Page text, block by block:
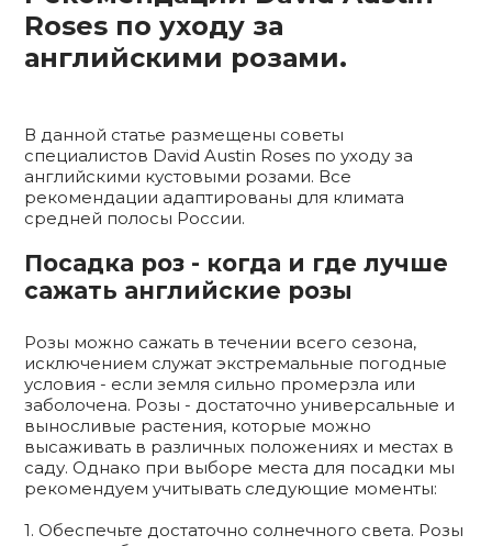
Roses по уходу за
английскими розами.
В данной статье размещены советы
специалистов David Austin Roses по уходу за
английскими кустовыми розами. Все
рекомендации адаптированы для климата
средней полосы России.
Посадка роз - когда и где лучше
сажать английские розы
Розы можно сажать в течении всего сезона,
исключением служат экстремальные погодные
условия - если земля сильно промерзла или
заболочена. Розы - достаточно универсальные и
выносливые растения, которые можно
высаживать в различных положениях и местах в
саду. Однако при выборе места для посадки мы
рекомендуем учитывать следующие моменты:
1. Обеспечьте достаточно солнечного света. Розы